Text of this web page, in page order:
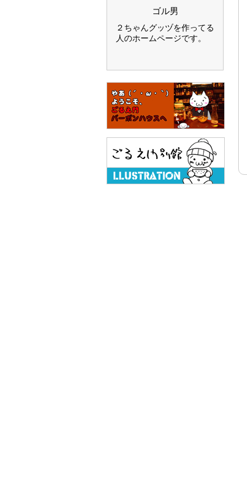
ゴル男
２ちゃんグッヅを作ってる
人のホームページです。